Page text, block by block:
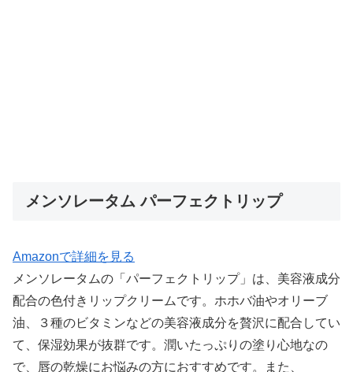
メンソレータム パーフェクトリップ
Amazonで詳細を見る
メンソレータムの「パーフェクトリップ」は、美容液成分
配合の色付きリップクリームです。ホホバ油やオリーブ
油、３種のビタミンなどの美容液成分を贅沢に配合してい
て、保湿効果が抜群です。潤いたっぷりの塗り心地なの
で、唇の乾燥にお悩みの方におすすめです。また、